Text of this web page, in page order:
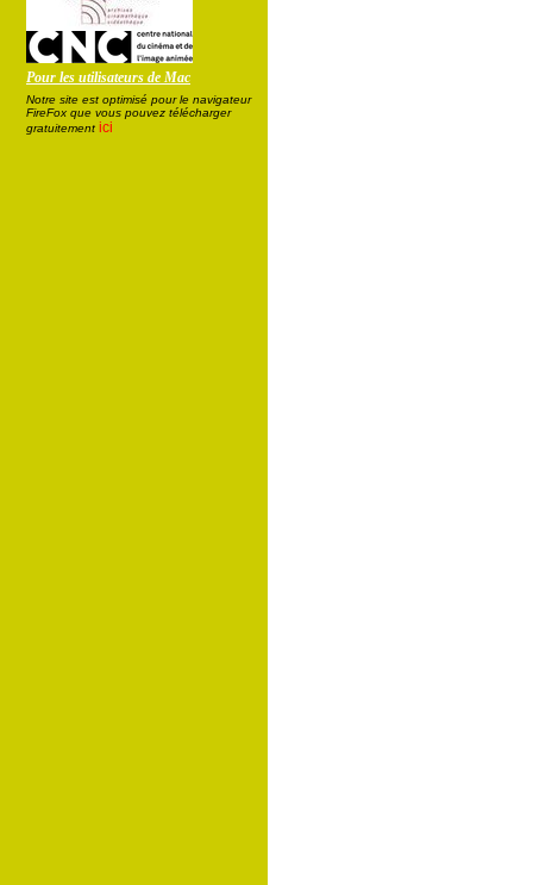
Pour les utilisateurs de Mac
Notre site est optimisé pour le navigateur
FireFox que vous pouvez télécharger
gratuitement ici